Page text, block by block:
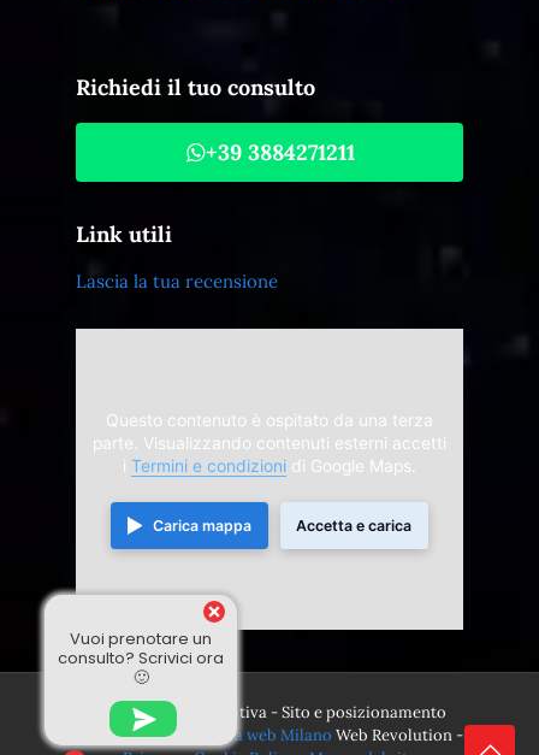
Richiedi il tuo consulto
+39 3884271211
Link utili
Lascia la tua recensione
Questo contenuto è ospitato da una terza
parte. Visualizzando contenuti esterni accetti
i Termini e condizioni di Google Maps.
Carica mappa Accetta e carica
© 2024 Divina Sensitiva - Sito e posizionamento
realizzato dall'
Agenzia web Milano Web Revolution -
Vuoi prenotare un
consulto? Scrivici ora
🙂